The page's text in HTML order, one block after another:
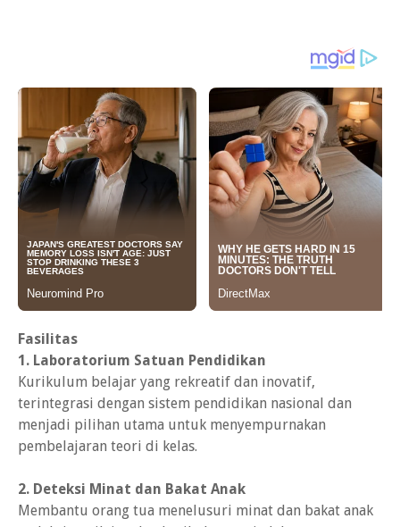
Fasilitas
1. Laboratorium Satuan Pendidikan
Kurikulum belajar yang rekreatif dan inovatif,
terintegrasi dengan sistem pendidikan nasional dan
menjadi pilihan utama untuk menyempurnakan
pembelajaran teori di kelas.
2. Deteksi Minat dan Bakat Anak
Membantu orang tua menelusuri minat dan bakat anak